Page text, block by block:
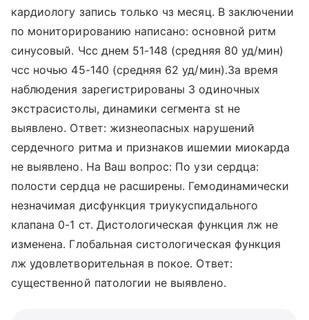
кардиологу запись только чз месяц. В заключении
по мониторированию написано: основной ритм
синусовый. Чсс днем 51-148 (средняя 80 уд/мин)
чсс ночью 45-140 (средняя 62 уд/мин).За время
наблюдения зарегистрированы 3 одиночных
экстрасистолы, динамики сегмента st не
выявлено. Ответ: жизнеопасных нарушений
сердечного ритма и признаков ишемии миокарда
не выявлено. На Ваш вопрос: По узи сердца:
полости сердца не расширены. Гемодинамически
незначимая дисфункция триукуспидального
клапана 0-1 ст. Дистологическая функция лж не
изменена. Глобальная систологическая функция
лж удовлетворительная в покое. Ответ:
существенной патологии не выявлено.